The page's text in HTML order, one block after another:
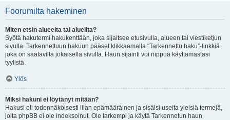
Foorumilta hakeminen
Miten etsin alueelta tai alueilta?
Syötä hakutermi hakukenttään, joka sijaitsee etusivulla, alueen tai viestiketjun
sivulla. Tarkennettuun hakuun pääset klikkaamalla “Tarkennettu haku”-linkkiä
joka on saatavilla jokaisella sivulla. Haun sijainti voi riippua käyttämästäsi
tyylistä.
Ylös
Miksi hakuni ei löytänyt mitään?
Hakusi oli todennäköisesti liian epämääräinen ja sisälsi useita yleisiä termejä,
joita phpBB ei ole indeksoinut. Ole tarkempi ja käytä Tarkennetun haun